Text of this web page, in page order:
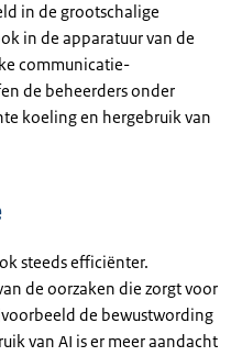
in de grootschalige
in de apparatuur van de
communicatie-
de beheerders onder
koeling en hergebruik van
steeds efficiënter.
de oorzaken die zorgt voor
de bewustwording
van AI is er meer aandacht